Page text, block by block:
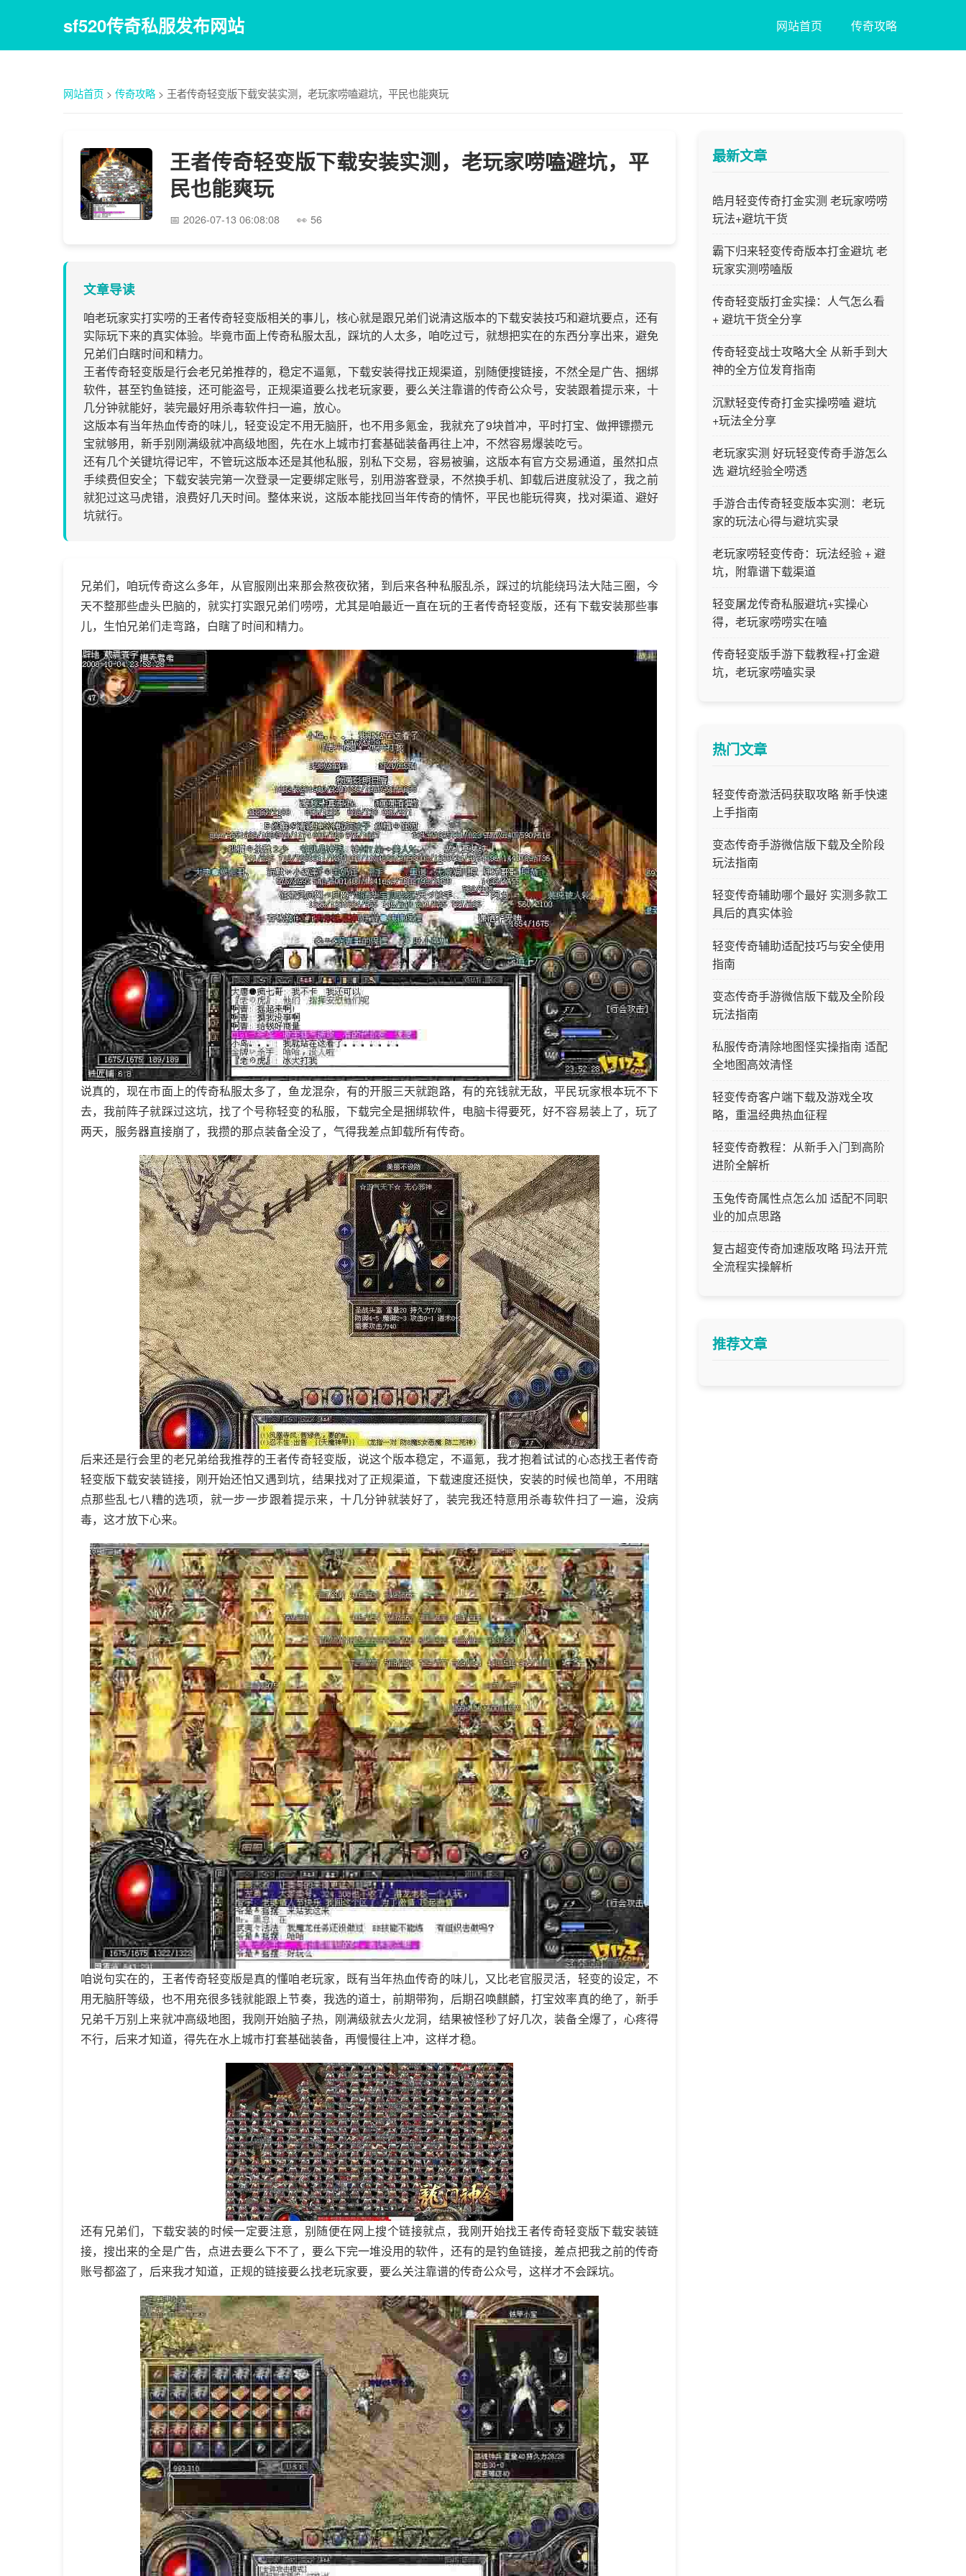
sf520传奇私服发布网站 网站首页 传奇攻略
网站首页 > 传奇攻略 > 王者传奇轻变版下载安装实测，老玩家唠嗑避坑，平民也能爽玩
王者传奇轻变版下载安装实测，老玩家唠嗑避坑，平
民也能爽玩
2026-07-13 06:08:08 56
文章导读
咱老玩家实打实唠的王者传奇轻变版相关的事儿，核心就是跟兄弟们说清这版本的下载安装技巧和避坑要点，还有
实际玩下来的真实体验。毕竟市面上传奇私服太乱，踩坑的人太多，咱吃过亏，就想把实在的东西分享出来，避免
兄弟们白瞎时间和精力。
王者传奇轻变版是行会老兄弟推荐的，稳定不逼氪，下载安装得找正规渠道，别随便搜链接，不然全是广告、捆绑
软件，甚至钓鱼链接，还可能盗号，正规渠道要么找老玩家要，要么关注靠谱的传奇公众号，安装跟着提示来，十
几分钟就能好，装完最好用杀毒软件扫一遍，放心。
这版本有当年热血传奇的味儿，轻变设定不用无脑肝，也不用多氪金，我就充了9块首冲，平时打宝、做押镖攒元
宝就够⽤，新手别刚满级就冲高级地图，先在水上城市打套基础装备再往上冲，不然容易爆装吃亏。
还有几个关键坑得记牢，不管玩这版本还是其他私服，别私下交易，容易被骗，这版本有官方交易通道，虽然扣点
手续费但安全；下载安装完第一次登录一定要绑定账号，别用游客登录，不然换手机、卸载后进度就没了，我之前
就犯过这马虎错，浪费好几天时间。整体来说，这版本能找回当年传奇的情怀，平民也能玩得爽，找对渠道、避好
坑就行。
兄弟们，咱玩传奇这么多年，从官服刚出来那会熬夜砍猪，到后来各种私服乱杀，踩过的坑能绕玛法大陆三圈，今
天不整那些虚头巴脑的，就实打实跟兄弟们唠唠，尤其是咱最近一直在玩的王者传奇轻变版，还有下载安装那些事
儿，生怕兄弟们走弯路，白瞎了时间和精力。
说真的，现在市面上的传奇私服太多了，鱼龙混杂，有的开服三天就跑路，有的充钱就无敌，平民玩家根本玩不下
去，我前阵子就踩过这坑，找了个号称轻变的私服，下载完全是捆绑软件，电脑卡得要死，好不容易装上了，玩了
两天，服务器直接崩了，我攒的那点装备全没了，气得我差点卸载所有传奇。
后来还是行会里的老兄弟给我推荐的王者传奇轻变版，说这个版本稳定，不逼氪，我才抱着试试的心态找王者传奇
轻变版下载安装链接，刚开始还怕又遇到坑，结果找对了正规渠道，下载速度还挺快，安装的时候也简单，不用瞎
点那些乱七八糟的选项，就一步一步跟着提示来，十几分钟就装好了，装完我还特意用杀毒软件扫了一遍，没病
毒，这才放下心来。
咱说句实在的，王者传奇轻变版是真的懂咱老玩家，既有当年热血传奇的味儿，又比老官服灵活，轻变的设定，不
用无脑肝等级，也不用充很多钱就能跟上节奏，我选的道士，前期带狗，后期召唤麒麟，打宝效率真的绝了，新手
兄弟千万别上来就冲高级地图，我刚开始脑子热，刚满级就去火龙洞，结果被怪秒了好几次，装备全爆了，心疼得
不行，后来才知道，得先在水上城市打套基础装备，再慢慢往上冲，这样才稳。
还有兄弟们，下载安装的时候一定要注意，别随便在网上搜个链接就点，我刚开始找王者传奇轻变版下载安装链
接，搜出来的全是广告，点进去要么下不了，要么下完一堆没用的软件，还有的是钓鱼链接，差点把我之前的传奇
账号都盗了，后来我才知道，正规的链接要么找老玩家要，要么关注靠谱的传奇公众号，这样才不会踩坑。
最新文章
皓月轻变传奇打金实测 老玩家唠唠
玩法+避坑干货
霸下归来轻变传奇版本打金避坑 老
玩家实测唠嗑版
传奇轻变版打金实操：人气怎么看
+ 避坑干货全分享
传奇轻变战士攻略大全 从新手到大
神的全方位发育指南
沉默轻变传奇打金实操唠嗑 避坑
+玩法全分享
老玩家实测 好玩轻变传奇手游怎么
选 避坑经验全唠透
手游合击传奇轻变版本实测：老玩
家的玩法心得与避坑实录
老玩家唠轻变传奇：玩法经验 + 避
坑，附靠谱下载渠道
轻变屠龙传奇私服避坑+实操心
得，老玩家唠唠实在嗑
传奇轻变版手游下载教程+打金避
坑，老玩家唠嗑实录
热门文章
轻变传奇激活码获取攻略 新手快速
上手指南
变态传奇手游微信版下载及全阶段
玩法指南
轻变传奇辅助哪个最好 实测多款工
具后的真实体验
轻变传奇辅助适配技巧与安全使用
指南
变态传奇手游微信版下载及全阶段
玩法指南
私服传奇清除地图怪实操指南 适配
全地图高效清怪
轻变传奇客户端下载及游戏全攻
略，重温经典热血征程
轻变传奇教程：从新手入门到高阶
进阶全解析
玉兔传奇属性点怎么加 适配不同职
业的加点思路
复古超变传奇加速版攻略 玛法开荒
全流程实操解析
推荐文章